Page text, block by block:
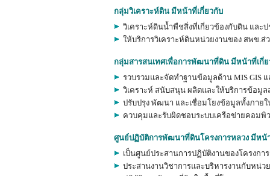
กลุ่มวิเคราะห์ดิน มีหน้าที่เกี่ยวกับ
วิเคราะห์ดินน้ำพืชสิ่งที่เกี่ยวข้องกับดิน แล
ให้บริการวิเคราะห์ดินหน่วยงานของ สพข.ส่
กลุ่มสารสนเทศเพื่อการพัฒนาที่ดิน มีหน้าที่เกี่ย
รวบรวมและจัดทำฐานข้อมูลด้าน MIS GIS
วิเคราะห์ สนับสนุน ผลิตและให้บริการข้อมู
ปรับปรุง พัฒนา และเชื่อมโยงข้อมูลทั้งภาย
ควบคุมและรับผิดชอบระบบเครือข่ายคอม
ศูนย์ปฏิบัติการพัฒนาที่ดินโครงการหลวง มีหน้
เป็นศูนย์ประสานการปฏิบัติงานของโครงการ
ประสานงานวิชาการและบริหารงานกับหน่